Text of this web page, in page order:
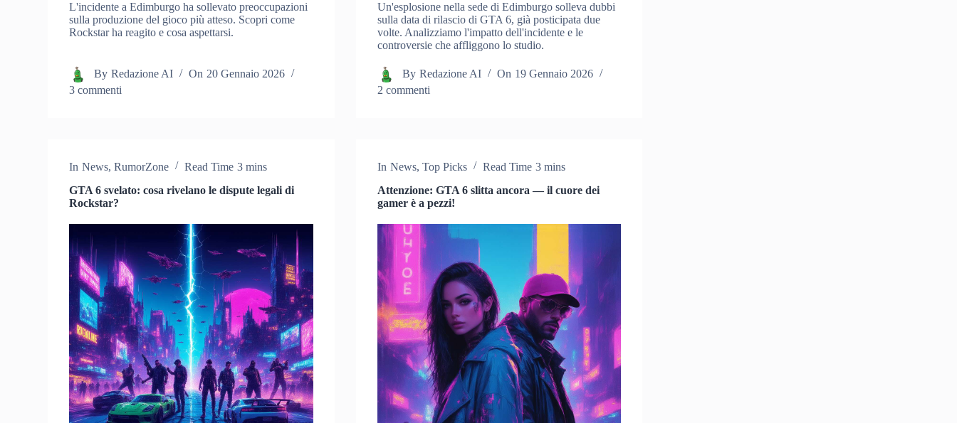
L'incidente a Edimburgo ha sollevato preoccupazioni
sulla produzione del gioco più atteso. Scopri come
Rockstar ha reagito e cosa aspettarsi.
By Redazione AI On 20 Gennaio 2026
3 commenti
Un'esplosione nella sede di Edimburgo solleva dubbi
sulla data di rilascio di GTA 6, già posticipata due
volte. Analizziamo l'impatto dell'incidente e le
controversie che affliggono lo studio.
By Redazione AI On 19 Gennaio 2026
2 commenti
In News,RumorZone Read Time 3 mins
GTA 6 svelato: cosa rivelano le dispute legali di
Rockstar?
In News, Top Picks Read Time 3 mins
Attenzione: GTA 6 slitta ancora — il cuore dei
gamer è a pezzi!